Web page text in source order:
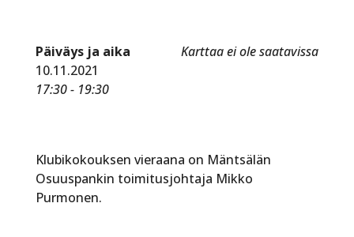
Karttaa ei ole saatavissa
Päiväys ja aika
10.11.2021
17:30 - 19:30
Klubikokouksen vieraana on Mäntsälän
Osuuspankin toimitusjohtaja Mikko
Purmonen.